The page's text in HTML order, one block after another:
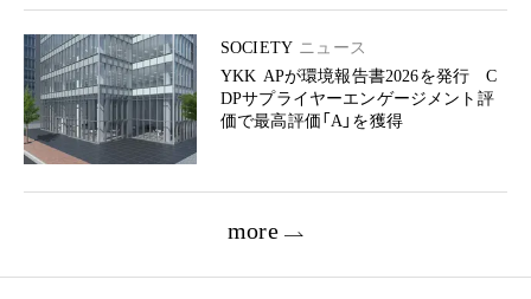
SOCIETY ニュース
YKK APが環境報告書2026を発行 C
DPサプライヤーエンゲージメント評
価で最高評価「A」を獲得
more